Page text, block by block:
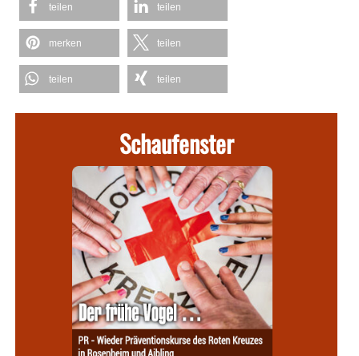
teilen teilen
merken teilen
teilen teilen
Schaufenster